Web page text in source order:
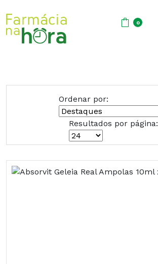
0
Ordenar por:
Resultados por página: